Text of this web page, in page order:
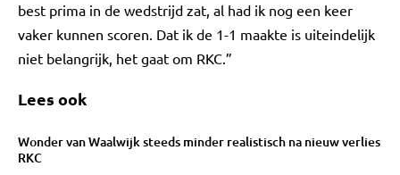
best prima in de wedstrijd zat, al had ik nog een keer
vaker kunnen scoren. Dat ik de 1-1 maakte is uiteindelijk
niet belangrijk, het gaat om RKC.”
Lees ook
Wonder van Waalwijk steeds minder realistisch na nieuw verlies
RKC